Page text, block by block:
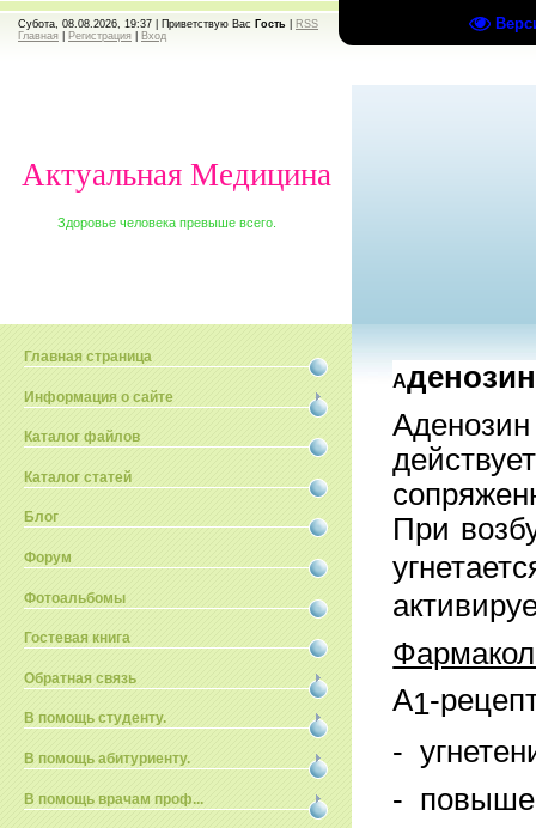
Субота, 08.08.2026, 19:37 | Приветствую Вас Гость
RSS
Главная
Регистрация Вход
Актуальная Медицина
Здоровье человека превыше всего.
Главная страница
Информация о сайте
Каталог файлов
Каталог статей
Блог
Форум
Фотоальбомы
Гостевая книга
Обратная связь
В помощь студенту.
В помощь абитуриенту.
В помощь врачам проф...
Аденозин
При
А1-
-
-